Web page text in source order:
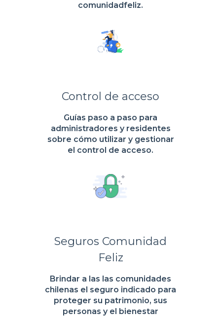
comunidadfeliz.
Control de acceso
Guías paso a paso para
administradores y residentes
sobre cómo utilizar y gestionar
el control de acceso.
Seguros Comunidad
Feliz
Brindar a las las comunidades
chilenas el seguro indicado para
proteger su patrimonio, sus
personas y el bienestar